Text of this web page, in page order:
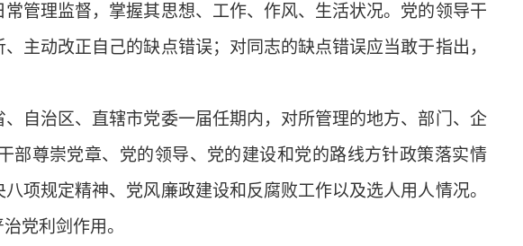
理监督，掌握其思想、工作、作风、生活状况。党的领导干
主动改正自己的缺点错误；对同志的缺点错误应当敢于指出，
治区、直辖市党委一届任期内，对所管理的地方、部门、企
部尊崇党章、党的领导、党的建设和党的路线方针政策落实情
项规定精神、党风廉政建设和反腐败工作以及选人用人情况。
党利剑作用。